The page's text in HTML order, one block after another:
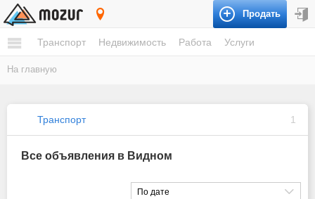
Продать
Транспорт Недвижимость Работа Услуги
На главную
Транспорт 1
Все объявления в Видном
По дате